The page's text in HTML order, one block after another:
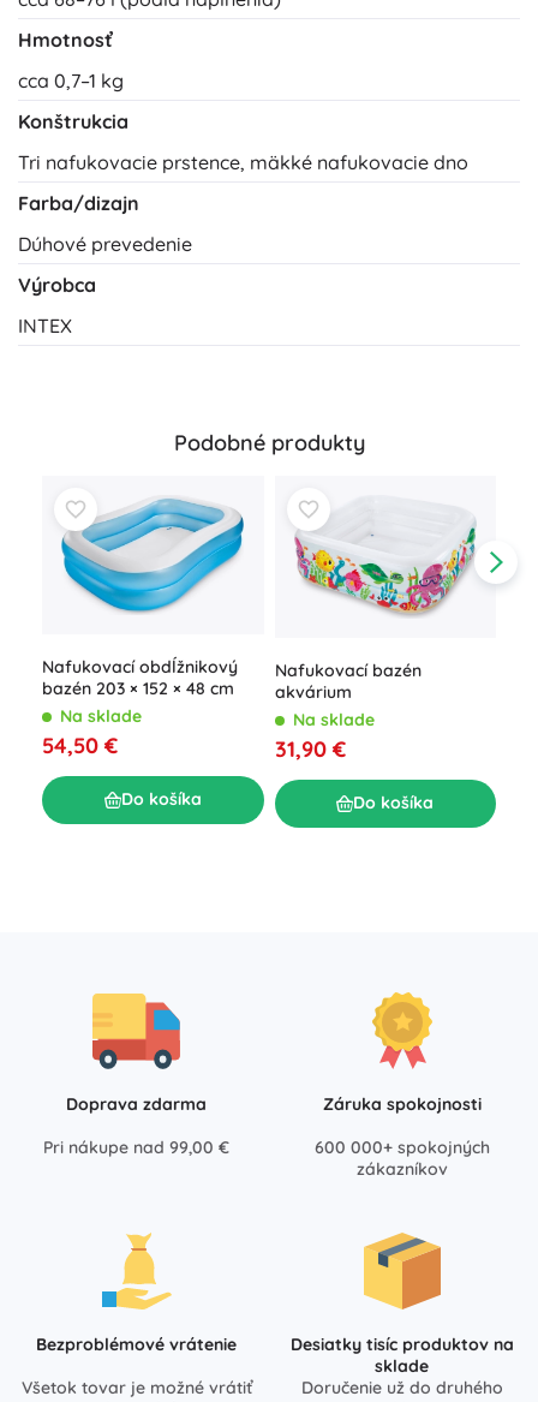
Hmotnosť
cca 0,7–1 kg
Konštrukcia
Tri nafukovacie prstence, mäkké nafukovacie dno
Farba/dizajn
Dúhové prevedenie
Výrobca
INTEX
Podobné produkty
Nafukovací obdĺžnikový
bazén 203 × 152 × 48 cm
Na sklade
54,50 €
Do košíka
Nafukovací bazén
akvárium
Na sklade
31,90 €
Do košíka
Doprava zdarma
Pri nákupe nad 99,00 €
Záruka spokojnosti
600 000+ spokojných
zákazníkov
Bezproblémové vrátenie
Všetok tovar je možné vrátiť
Desiatky tisíc produktov na
sklade
Doručenie už do druhého